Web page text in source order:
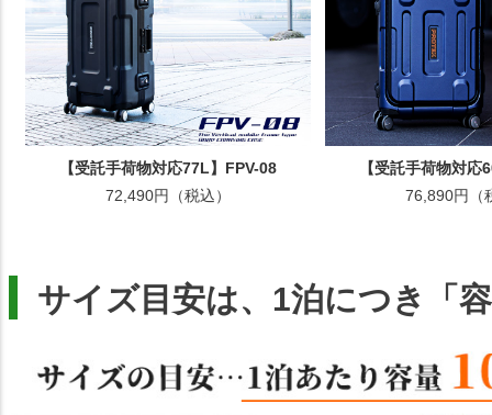
【受託手荷物対応77L】FPV-08
72,490円（税込）
【受託手荷物対応
76,890円（
サイズ目安は、1泊につき「